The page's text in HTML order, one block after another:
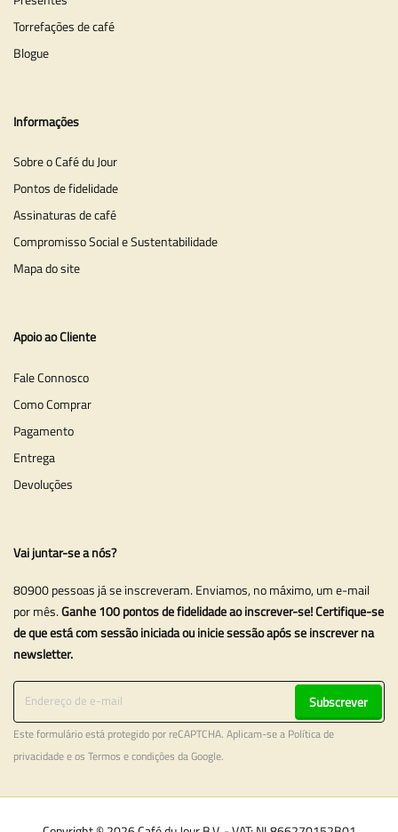
Torrefações de café
Blogue
Informações
Sobre o Café du Jour
Pontos de fidelidade
Assinaturas de café
Compromisso Social e Sustentabilidade
Mapa do site
Apoio ao Cliente
Fale Connosco
Como Comprar
Pagamento
Entrega
Devoluções
Vai juntar-se a nós?
80900 pessoas já se inscreveram. Enviamos, no máximo, um e-mail
por mês.Ganhe 100 pontos de fidelidade ao inscrever-se! Certifique-se
de que está com sessão iniciada ou inicie sessão após se inscrever na
newsletter.
Subscrever
Este formulário está protegido por reCAPTCHA. Aplicam-se a Política de
privacidadee os Termos e condições da Google.